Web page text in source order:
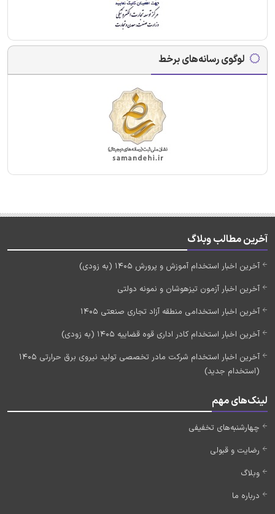
لوگوی رسانه‌های برخط
آخرین مطالب وبلاگ
آخرین اخبار استخدام آموزش و پرورش 1405 (به زودی)
آخرین اخبار آزمون تیزهوشان و نمونه دولتی
آخرین اخبار استخدامی منطقه آزاد تجاری صنعتی 1405
آخرین اخبار استخدام کادر اداری قوه قضاییه 1405 (به زودی)
آخرین اخبار استخدام شرکت مادر تخصصی تولید نیروی برق حرارتی 1405
(استخدام جدید)
لینک‌های مهم
چهارشنبه‌های تخفیفی
رضایت و قبولی
وبلاگ
درباره ما